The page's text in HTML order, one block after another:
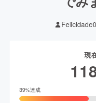
現
39%達成